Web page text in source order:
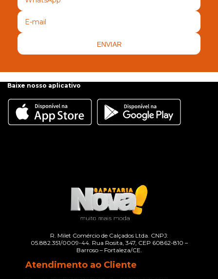
ENVIAR
Baixe nosso aplicativo
R. Milet Comércio de Calçados Ltda. CNPJ:
05.882.351/0009-44. Rua Rosita, 347, CEP 60862-810 –
Barroso – Fortaleza/CE.
Atendimento ao Cliente